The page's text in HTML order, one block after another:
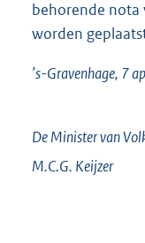
behorende nota
worden
’s-Gravenhage, 7
De Minister van
M.C.G. Keijzer